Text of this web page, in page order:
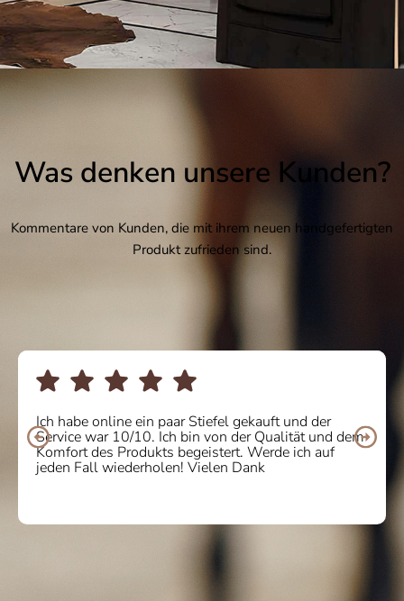
Was denken unsere Kunden?
Kommentare von Kunden, die mit ihrem neuen handgefertigten
Produkt zufrieden sind.
Ich habe online ein paar Stiefel gekauft und der
Service war 10/10. Ich bin von der Qualität und dem
Komfort des Produkts begeistert. Werde ich auf
jeden Fall wiederholen! Vielen Dank